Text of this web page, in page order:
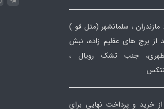
، سلمانشهر (متل قو )
از برج های عظیم زاده، نبش
جنب تشک رویال ،
خرید و پرداخت نهایی برای